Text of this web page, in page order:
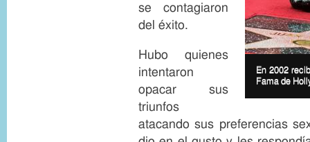
o
p
I
m
c
a
En 2002
Fama de
se contagiaron
del éxito.
Hubo quienes
intentaron
opacar sus
triunfos
atacando sus preferencias